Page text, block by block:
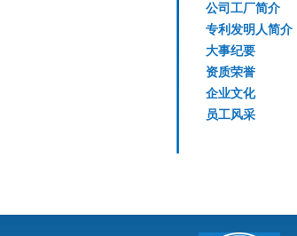
公司工厂简介
专利发明人简介
大事纪要
资质荣誉
企业文化
员工风采